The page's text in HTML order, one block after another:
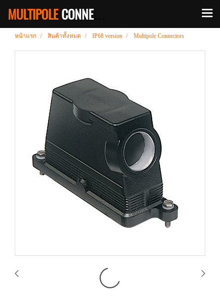
MULTIPOLE CONNECOCTOR
หน้าแรก สินค้าทั้งหมด IP68 version Multipole Connectors